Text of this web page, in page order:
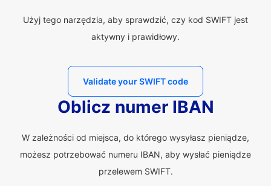
Użyj tego narzędzia, aby sprawdzić, czy kod SWIFT jest
aktywny i prawidłowy.
Validate your SWIFT code
Oblicz numer IBAN
W zależności od miejsca, do którego wysyłasz pieniądze,
możesz potrzebować numeru IBAN, aby wysłać pieniądze
przelewem SWIFT.